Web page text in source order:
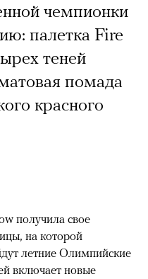
чемпионки
палетка Fire
теней
помада
красного
получила свое
на которой
летние Олимпийские
включает новые